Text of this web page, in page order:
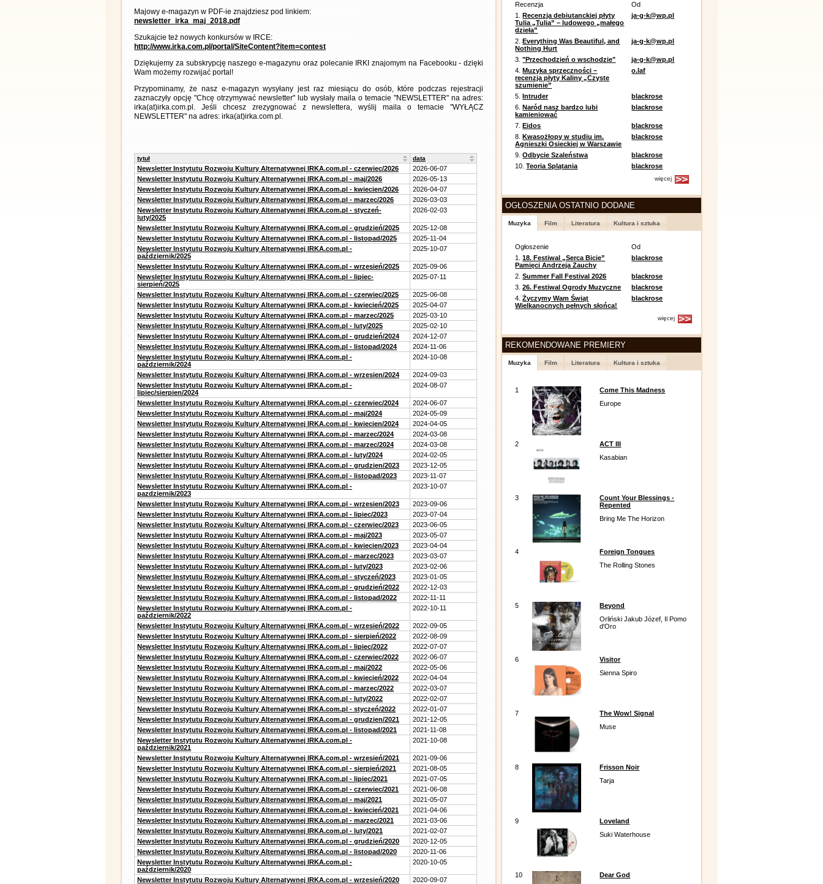
Majowy e-magazyn w PDF-ie znajdziesz pod linkiem:
newsletter_irka_maj_2018.pdf
Szukajcie też nowych konkursów w IRCE:
http://www.irka.com.pl/portal/SiteContent?item=contest
Dziękujemy za subskrypcję naszego e-magazynu oraz polecanie IRKI znajomym na Facebooku - dzięki
Wam możemy rozwijać portal!
Przypominamy, że nasz e-magazyn wysyłany jest raz miesiącu do osób, które podczas rejestracji
zaznaczyły opcję "Chcę otrzymywać newsletter" lub wysłały maila o temacie "NEWSLETTER" na adres:
irka(at)irka.com.pl. Jeśli chcesz zrezygnować z newslettera, wyślij maila o temacie "WYŁĄCZ
NEWSLETTER" na adres: irka(at)irka.com.pl.
tytuł data
Newsletter Instytutu Rozwoju Kultury Alternatywnej IRKA.com.pl - czerwiec/2026
2026-06-07
Newsletter Instytutu Rozwoju Kultury Alternatywnej IRKA.com.pl - maj/2026
2026-05-13
Newsletter Instytutu Rozwoju Kultury Alternatywnej IRKA.com.pl - kwiecien/2026
2026-04-07
Newsletter Instytutu Rozwoju Kultury Alternatywnej IRKA.com.pl - marzec/2026
2026-03-03
Newsletter Instytutu Rozwoju Kultury Alternatywnej IRKA.com.pl - styczeń-
luty/2025
2026-02-03
Newsletter Instytutu Rozwoju Kultury Alternatywnej IRKA.com.pl - grudzień/2025
2025-12-08
Newsletter Instytutu Rozwoju Kultury Alternatywnej IRKA.com.pl - listopad/2025
2025-11-04
Newsletter Instytutu Rozwoju Kultury Alternatywnej IRKA.com.pl -
październik/2025
2025-10-07
Newsletter Instytutu Rozwoju Kultury Alternatywnej IRKA.com.pl - wrzesień/2025
2025-09-06
Newsletter Instytutu Rozwoju Kultury Alternatywnej IRKA.com.pl - lipiec-
sierpień/2025
2025-07-11
Newsletter Instytutu Rozwoju Kultury Alternatywnej IRKA.com.pl - czerwiec/2025
2025-06-08
Newsletter Instytutu Rozwoju Kultury Alternatywnej IRKA.com.pl - kwiecień/2025
2025-04-07
Newsletter Instytutu Rozwoju Kultury Alternatywnej IRKA.com.pl - marzec/2025
2025-03-10
Newsletter Instytutu Rozwoju Kultury Alternatywnej IRKA.com.pl - luty/2025
2025-02-10
Newsletter Instytutu Rozwoju Kultury Alternatywnej IRKA.com.pl - grudzień/2024
2024-12-07
Newsletter Instytutu Rozwoju Kultury Alternatywnej IRKA.com.pl - listopad/2024
2024-11-06
Newsletter Instytutu Rozwoju Kultury Alternatywnej IRKA.com.pl -
październik/2024
2024-10-08
Newsletter Instytutu Rozwoju Kultury Alternatywnej IRKA.com.pl - wrzesien/2024
2024-09-03
Newsletter Instytutu Rozwoju Kultury Alternatywnej IRKA.com.pl -
lipiec/sierpien/2024
2024-08-07
Newsletter Instytutu Rozwoju Kultury Alternatywnej IRKA.com.pl - czerwiec/2024
2024-06-07
Newsletter Instytutu Rozwoju Kultury Alternatywnej IRKA.com.pl - maj/2024
2024-05-09
Newsletter Instytutu Rozwoju Kultury Alternatywnej IRKA.com.pl - kwiecien/2024
2024-04-05
Newsletter Instytutu Rozwoju Kultury Alternatywnej IRKA.com.pl - marzec/2024
2024-03-08
Newsletter Instytutu Rozwoju Kultury Alternatywnej IRKA.com.pl - marzec/2024
2024-03-08
Newsletter Instytutu Rozwoju Kultury Alternatywnej IRKA.com.pl - luty/2024
2024-02-05
Newsletter Instytutu Rozwoju Kultury Alternatywnej IRKA.com.pl - grudzien/2023
2023-12-05
Newsletter Instytutu Rozwoju Kultury Alternatywnej IRKA.com.pl - listopad/2023
2023-11-07
Newsletter Instytutu Rozwoju Kultury Alternatywnej IRKA.com.pl -
pazdziernik/2023
2023-10-07
Newsletter Instytutu Rozwoju Kultury Alternatywnej IRKA.com.pl - wrzesien/2023
2023-09-06
Newsletter Instytutu Rozwoju Kultury Alternatywnej IRKA.com.pl - lipiec/2023
2023-07-04
Newsletter Instytutu Rozwoju Kultury Alternatywnej IRKA.com.pl - czerwiec/2023
2023-06-05
Newsletter Instytutu Rozwoju Kultury Alternatywnej IRKA.com.pl - maj/2023
2023-05-07
Newsletter Instytutu Rozwoju Kultury Alternatywnej IRKA.com.pl - kwiecien/2023
2023-04-04
Newsletter Instytutu Rozwoju Kultury Alternatywnej IRKA.com.pl - marzec/2023
2023-03-07
Newsletter Instytutu Rozwoju Kultury Alternatywnej IRKA.com.pl - luty/2023
2023-02-06
Newsletter Instytutu Rozwoju Kultury Alternatywnej IRKA.com.pl - styczeń/2023
2023-01-05
Newsletter Instytutu Rozwoju Kultury Alternatywnej IRKA.com.pl - grudzień/2022
2022-12-03
Newsletter Instytutu Rozwoju Kultury Alternatywnej IRKA.com.pl - listopad/2022
2022-11-11
Newsletter Instytutu Rozwoju Kultury Alternatywnej IRKA.com.pl -
październik/2022
2022-10-11
Newsletter Instytutu Rozwoju Kultury Alternatywnej IRKA.com.pl - wrzesień/2022
2022-09-05
Newsletter Instytutu Rozwoju Kultury Alternatywnej IRKA.com.pl - sierpień/2022
2022-08-09
Newsletter Instytutu Rozwoju Kultury Alternatywnej IRKA.com.pl - lipiec/2022
2022-07-07
Newsletter Instytutu Rozwoju Kultury Alternatywnej IRKA.com.pl - czerwiec/2022
2022-06-07
Newsletter Instytutu Rozwoju Kultury Alternatywnej IRKA.com.pl - maj/2022
2022-05-06
Newsletter Instytutu Rozwoju Kultury Alternatywnej IRKA.com.pl - kwiecień/2022
2022-04-04
Newsletter Instytutu Rozwoju Kultury Alternatywnej IRKA.com.pl - marzec/2022
2022-03-07
Newsletter Instytutu Rozwoju Kultury Alternatywnej IRKA.com.pl - luty/2022
2022-02-07
Newsletter Instytutu Rozwoju Kultury Alternatywnej IRKA.com.pl - styczeń/2022
2022-01-07
Newsletter Instytutu Rozwoju Kultury Alternatywnej IRKA.com.pl - grudzien/2021
2021-12-05
Newsletter Instytutu Rozwoju Kultury Alternatywnej IRKA.com.pl - listopad/2021
2021-11-08
Newsletter Instytutu Rozwoju Kultury Alternatywnej IRKA.com.pl -
październik/2021
2021-10-08
Newsletter Instytutu Rozwoju Kultury Alternatywnej IRKA.com.pl - wrzesień/2021
2021-09-06
Newsletter Instytutu Rozwoju Kultury Alternatywnej IRKA.com.pl - sierpień/2021
2021-08-05
Newsletter Instytutu Rozwoju Kultury Alternatywnej IRKA.com.pl - lipiec/2021
2021-07-05
Newsletter Instytutu Rozwoju Kultury Alternatywnej IRKA.com.pl - czerwiec/2021
2021-06-08
Newsletter Instytutu Rozwoju Kultury Alternatywnej IRKA.com.pl - maj/2021
2021-05-07
Newsletter Instytutu Rozwoju Kultury Alternatywnej IRKA.com.pl - kwiecień/2021
2021-04-06
Newsletter Instytutu Rozwoju Kultury Alternatywnej IRKA.com.pl - marzec/2021
2021-03-06
Newsletter Instytutu Rozwoju Kultury Alternatywnej IRKA.com.pl - luty/2021
2021-02-07
Newsletter Instytutu Rozwoju Kultury Alternatywnej IRKA.com.pl - grudzień/2020
2020-12-05
Newsletter Instytutu Rozwoju Kultury Alternatywnej IRKA.com.pl - listopad/2020
2020-11-06
Newsletter Instytutu Rozwoju Kultury Alternatywnej IRKA.com.pl -
październik/2020
2020-10-05
Newsletter Instytutu Rozwoju Kultury Alternatywnej IRKA.com.pl - wrzesień/2020
2020-09-07
Recenzja
Od
1.Recenzja debiutanckiej płyty
Tulia „Tulia” – ludowego „małego
dzieła”
ja-g-k@wp.pl
2.Everything Was Beautiful, and
Nothing Hurt
ja-g-k@wp.pl
3."Przechodzień o wschodzie"
ja-g-k@wp.pl
4.Muzyka sprzeczności –
recenzja płyty Kaliny „Czyste
szumienie”
o.laf
5.Intruder
blackrose
6.Naród nasz bardzo lubi
kamieniować
blackrose
7.Eidos
blackrose
8.Kwasożłopy w studiu im.
Agnieszki Osieckiej w Warszawie
blackrose
9.Odbycie Szaleństwa
blackrose
10.Teoria Splątania blackrose
więcej
OGŁOSZENIA OSTATNIO DODANE
Muzyka Film Literatura Kultura i sztuka
Ogłoszenie
Od
1.18. Festiwal „Serca Bicie”
Pamięci Andrzeja Zauchy
blackrose
2.Summer Fall Festival 2026
blackrose
3.26. Festiwal Ogrody Muzyczne
blackrose
4.Życzymy Wam Świąt
Wielkanocnych pełnych słońca!
blackrose
więcej
REKOMENDOWANE PREMIERY
Muzyka Film Literatura Kultura i sztuka
1
Come This Madness
Europe
2
ACT III
Kasabian
3
Count Your Blessings -
Repented
Bring Me The Horizon
4
Foreign Tongues
The Rolling Stones
5
Beyond
Orliński Jakub Józef, Il Pomo
d'Oro
6
Visitor
Sienna Spiro
7
The Wow! Signal
Muse
8
Frisson Noir
Tarja
9
Loveland
Suki Waterhouse
10
Dear God